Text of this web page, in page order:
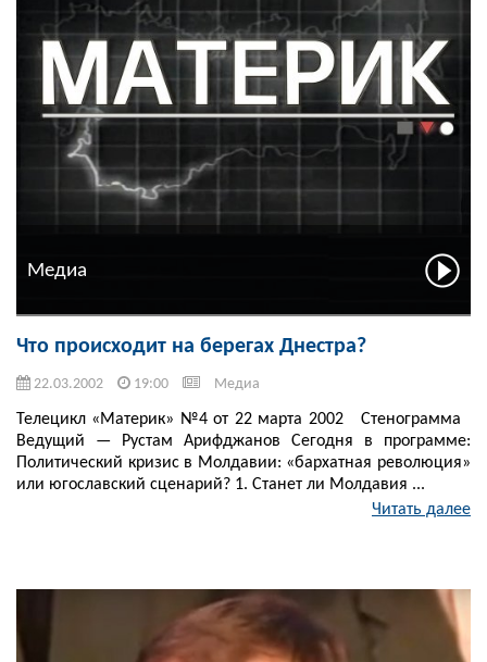
Медиа
Что происходит на берегах Днестра?
22.03.2002 19:00 Медиа
Телецикл «Материк» №4 от 22 марта 2002 Стенограмма
Ведущий — Рустам Арифджанов Сегодня в программе:
Политический кризис в Молдавии: «бархатная революция»
или югославский сценарий? 1. Станет ли Молдавия ...
Читать далее